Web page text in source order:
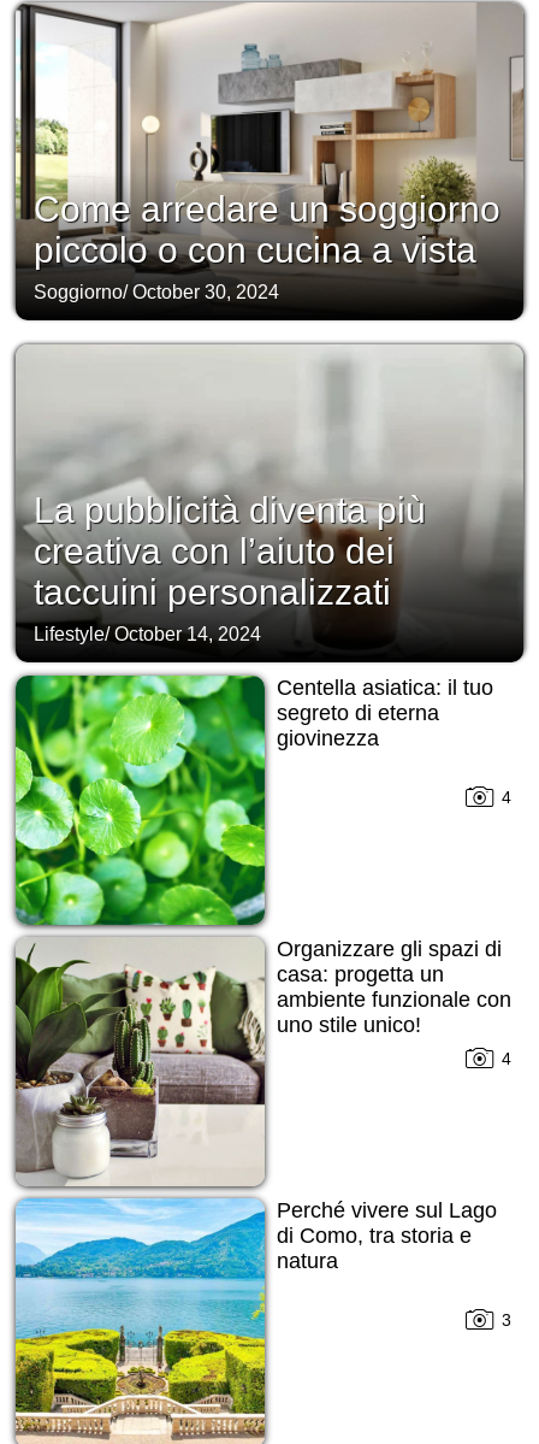
Come arredare un soggiorno
piccolo o con cucina a vista
Soggiorno/October 30, 2024
La pubblicità diventa più
creativa con l’aiuto dei
taccuini personalizzati
Lifestyle/October 14, 2024
Centella asiatica: il tuo
segreto di eterna
giovinezza
4
Organizzare gli spazi di
casa: progetta un
ambiente funzionale con
uno stile unico!
4
Perché vivere sul Lago
di Como, tra storia e
natura
3